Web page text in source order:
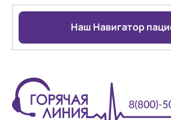
Наш Навигатор